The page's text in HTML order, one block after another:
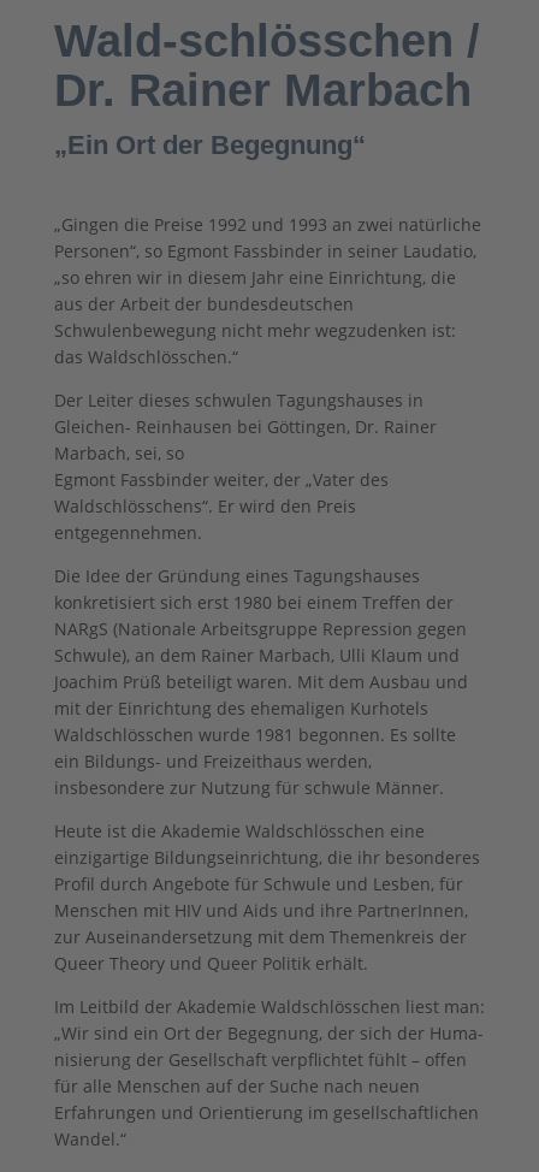
Wald-schlösschen /
Dr. Rainer Marbach
„Ein Ort der Begegnung“
„Gingen die Preise 1992 und 1993 an zwei natürliche
Personen“, so Egmont Fassbinder in seiner Laudatio,
„so ehren wir in diesem Jahr eine Einrichtung, die
aus der Arbeit der bundesdeutschen
Schwulenbewegung nicht mehr wegzudenken ist:
das Waldschlösschen.“
Der Leiter dieses schwulen Tagungshauses in
Gleichen- Reinhausen bei Göttingen, Dr. Rainer
Marbach, sei, so
Egmont Fassbinder weiter, der „Vater des
Waldschlösschens“. Er wird den Preis
entgegennehmen.
Die Idee der Gründung eines Tagungshauses
konkretisiert sich erst 1980 bei einem Treffen der
NARgS (Nationale Arbeitsgruppe Repression gegen
Schwule), an dem Rainer Marbach, Ulli Klaum und
Joachim Prüß beteiligt waren. Mit dem Ausbau und
mit der Einrichtung des ehemaligen Kurhotels
Waldschlösschen wurde 1981 begonnen. Es sollte
ein Bildungs- und Freizeithaus werden,
insbesondere zur Nutzung für schwule Männer.
Heute ist die Akademie Waldschlösschen eine
einzigartige Bildungseinrichtung, die ihr besonderes
Profil durch Angebote für Schwule und Lesben, für
Menschen mit HIV und Aids und ihre PartnerInnen,
zur Auseinandersetzung mit dem Themenkreis der
Queer Theory und Queer Politik erhält.
Im Leitbild der Akademie Waldschlösschen liest man:
„Wir sind ein Ort der Begegnung, der sich der Huma­
nisierung der Gesellschaft verpflichtet fühlt – offen
für alle Menschen auf der Suche nach neuen
Erfahrungen und Orientierung im gesellschaftlichen
Wandel.“